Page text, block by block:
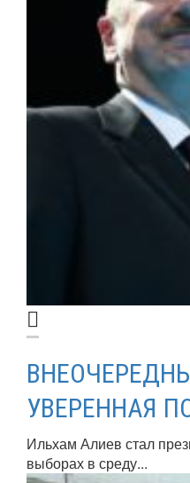
УВЕРЕННАЯ
Ильхам Алиев стал
выборах в среду...